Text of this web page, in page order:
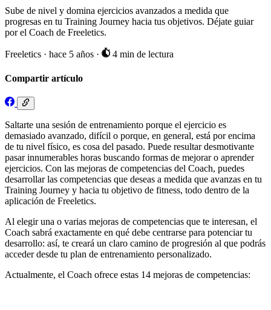
Sube de nivel y domina ejercicios avanzados a medida que
progresas en tu Training Journey hacia tus objetivos. Déjate guiar
por el Coach de Freeletics.
Freeletics · hace 5 años · 4 min de lectura
Compartir artículo
Saltarte una sesión de entrenamiento porque el ejercicio es
demasiado avanzado, difícil o porque, en general, está por encima
de tu nivel físico, es cosa del pasado. Puede resultar desmotivante
pasar innumerables horas buscando formas de mejorar o aprender
ejercicios. Con las mejoras de competencias del Coach, puedes
desarrollar las competencias que deseas a medida que avanzas en tu
Training Journey y hacia tu objetivo de fitness, todo dentro de la
aplicación de Freeletics.
Al elegir una o varias mejoras de competencias que te interesan, el
Coach sabrá exactamente en qué debe centrarse para potenciar tu
desarrollo: así, te creará un claro camino de progresión al que podrás
acceder desde tu plan de entrenamiento personalizado.
Actualmente, el Coach ofrece estas 14 mejoras de competencias: